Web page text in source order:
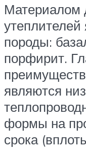
Материалом
породы:
порфирит.
являются
формы на
срока